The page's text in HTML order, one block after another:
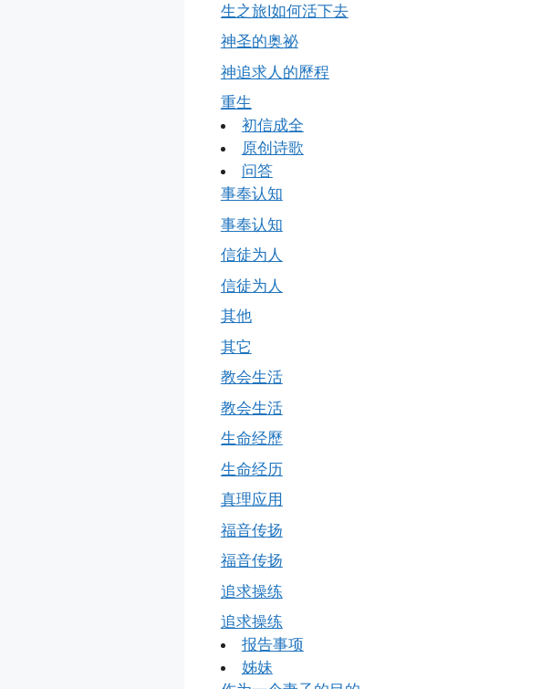
生之旅Ⅰ如何活下去
神圣的奥祕
神追求人的歷程
重生
初信成全
原创诗歌
问答
事奉认知
事奉认知
信徒为人
信徒为人
其他
其它
教会生活
教会生活
生命经歷
生命经历
真理应用
福音传扬
福音传扬
追求操练
追求操练
报告事项
姊妹